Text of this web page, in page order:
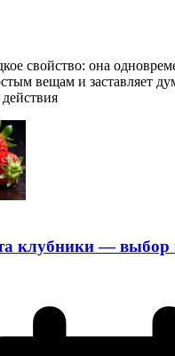
свойство: она
вещам и заставляет
клубники — выбор